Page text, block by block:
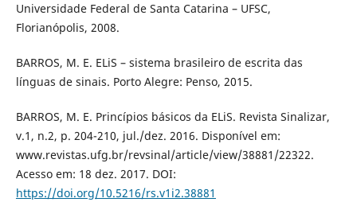
Universidade Federal de Santa Catarina – UFSC,
Florianópolis, 2008.
BARROS, M. E. ELiS – sistema brasileiro de escrita das
línguas de sinais. Porto Alegre: Penso, 2015.
BARROS, M. E. Princípios básicos da ELiS. Revista Sinalizar,
v.1, n.2, p. 204-210, jul./dez. 2016. Disponível em:
www.revistas.ufg.br/revsinal/article/view/38881/22322.
Acesso em: 18 dez. 2017. DOI:
https://doi.org/10.5216/rs.v1i2.38881